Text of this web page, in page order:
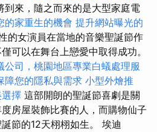
到來，隨之而來的是大型家庭電
的家重生的機會 提升網站曝光的
的女演員在當地的音樂聖誕節作
可以在舞台上戀愛中取得成功。
公司，桃園地區專業白蟻處理服
障您的隱私與需求 小型外燴推
擇 這部開朗的聖誕節喜劇是關
房屋裝飾比賽的人，而購物仙子
節的12天栩栩如生。 埃迪